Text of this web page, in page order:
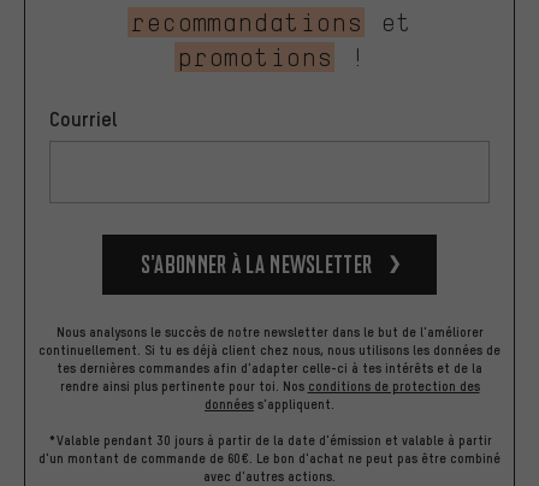
recommandations
et
promotions
!
Courriel
S’abonner à la newsletter
Nous analysons le succès de notre newsletter dans le but de l'améliorer
continuellement. Si tu es déjà client chez nous, nous utilisons les données de
tes dernières commandes afin d'adapter celle-ci à tes intérêts et de la
rendre ainsi plus pertinente pour toi. Nos conditions de protection des
données s'appliquent.
*Valable pendant 30 jours à partir de la date d'émission et valable à partir
d'un montant de commande de 60€. Le bon d'achat ne peut pas être combiné
avec d'autres actions.